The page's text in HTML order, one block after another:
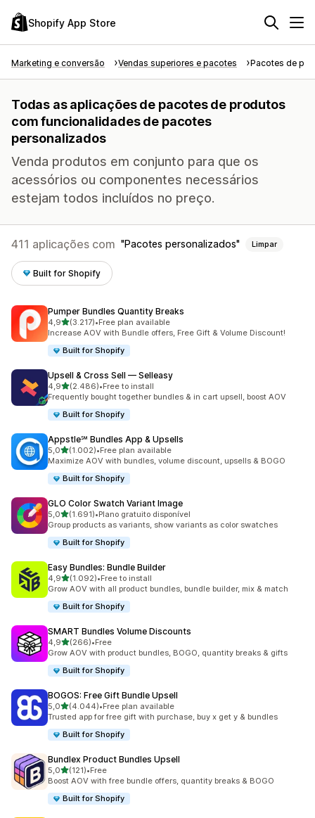
Shopify App Store
Marketing e conversão Vendas superiores e pacotes Pacotes de
Todas as aplicações de pacotes de produtos
com funcionalidades de pacotes
personalizados
Venda produtos em conjunto para que os
acessórios ou componentes necessários
estejam todos incluídos no preço.
411 aplicações com Pacotes personalizados Limpar
Built for Shopify
Pumper Bundles Quantity Breaks
4,9de 5 estrelas
(3.217)
3217 total de avaliações
•Free plan available
Increase AOV with Bundle offers, Free Gift & Volume Discount!
Built for Shopify
Upsell & Cross Sell — Selleasy
4,9de 5 estrelas
(2.486)
2486 total de avaliações
•Free to install
Frequently bought together bundles & in cart upsell, boost AOV
Built for Shopify
Appstle℠ Bundles App & Upsells
5,0de 5 estrelas
(1.002)
1002 total de avaliações
•Free plan available
Maximize AOV with bundles, volume discount, upsells & BOGO
Built for Shopify
GLO Color Swatch Variant Image
5,0de 5 estrelas
(1.691)
1691 total de avaliações
•Plano gratuito disponível
Group products as variants, show variants as color swatches
Built for Shopify
Easy Bundles: Bundle Builder
4,9de 5 estrelas
(1.092)
1092 total de avaliações
•Free to install
Grow AOV with all product bundles, bundle builder, mix & match
Built for Shopify
SMART Bundles Volume Discounts
4,9de 5 estrelas
(266)
266 total de avaliações
•Free
Grow AOV with product bundles, BOGO, quantity breaks & gifts
Built for Shopify
BOGOS: Free Gift Bundle Upsell
5,0de 5 estrelas
(4.044)
4044 total de avaliações
•Free plan available
Trusted app for free gift with purchase, buy x get y & bundles
Built for Shopify
Bundlex Product Bundles Upsell
5,0de 5 estrelas
(121)
121 total de avaliações
•Free
Boost AOV with free bundle offers, quantity breaks & BOGO
Built for Shopify